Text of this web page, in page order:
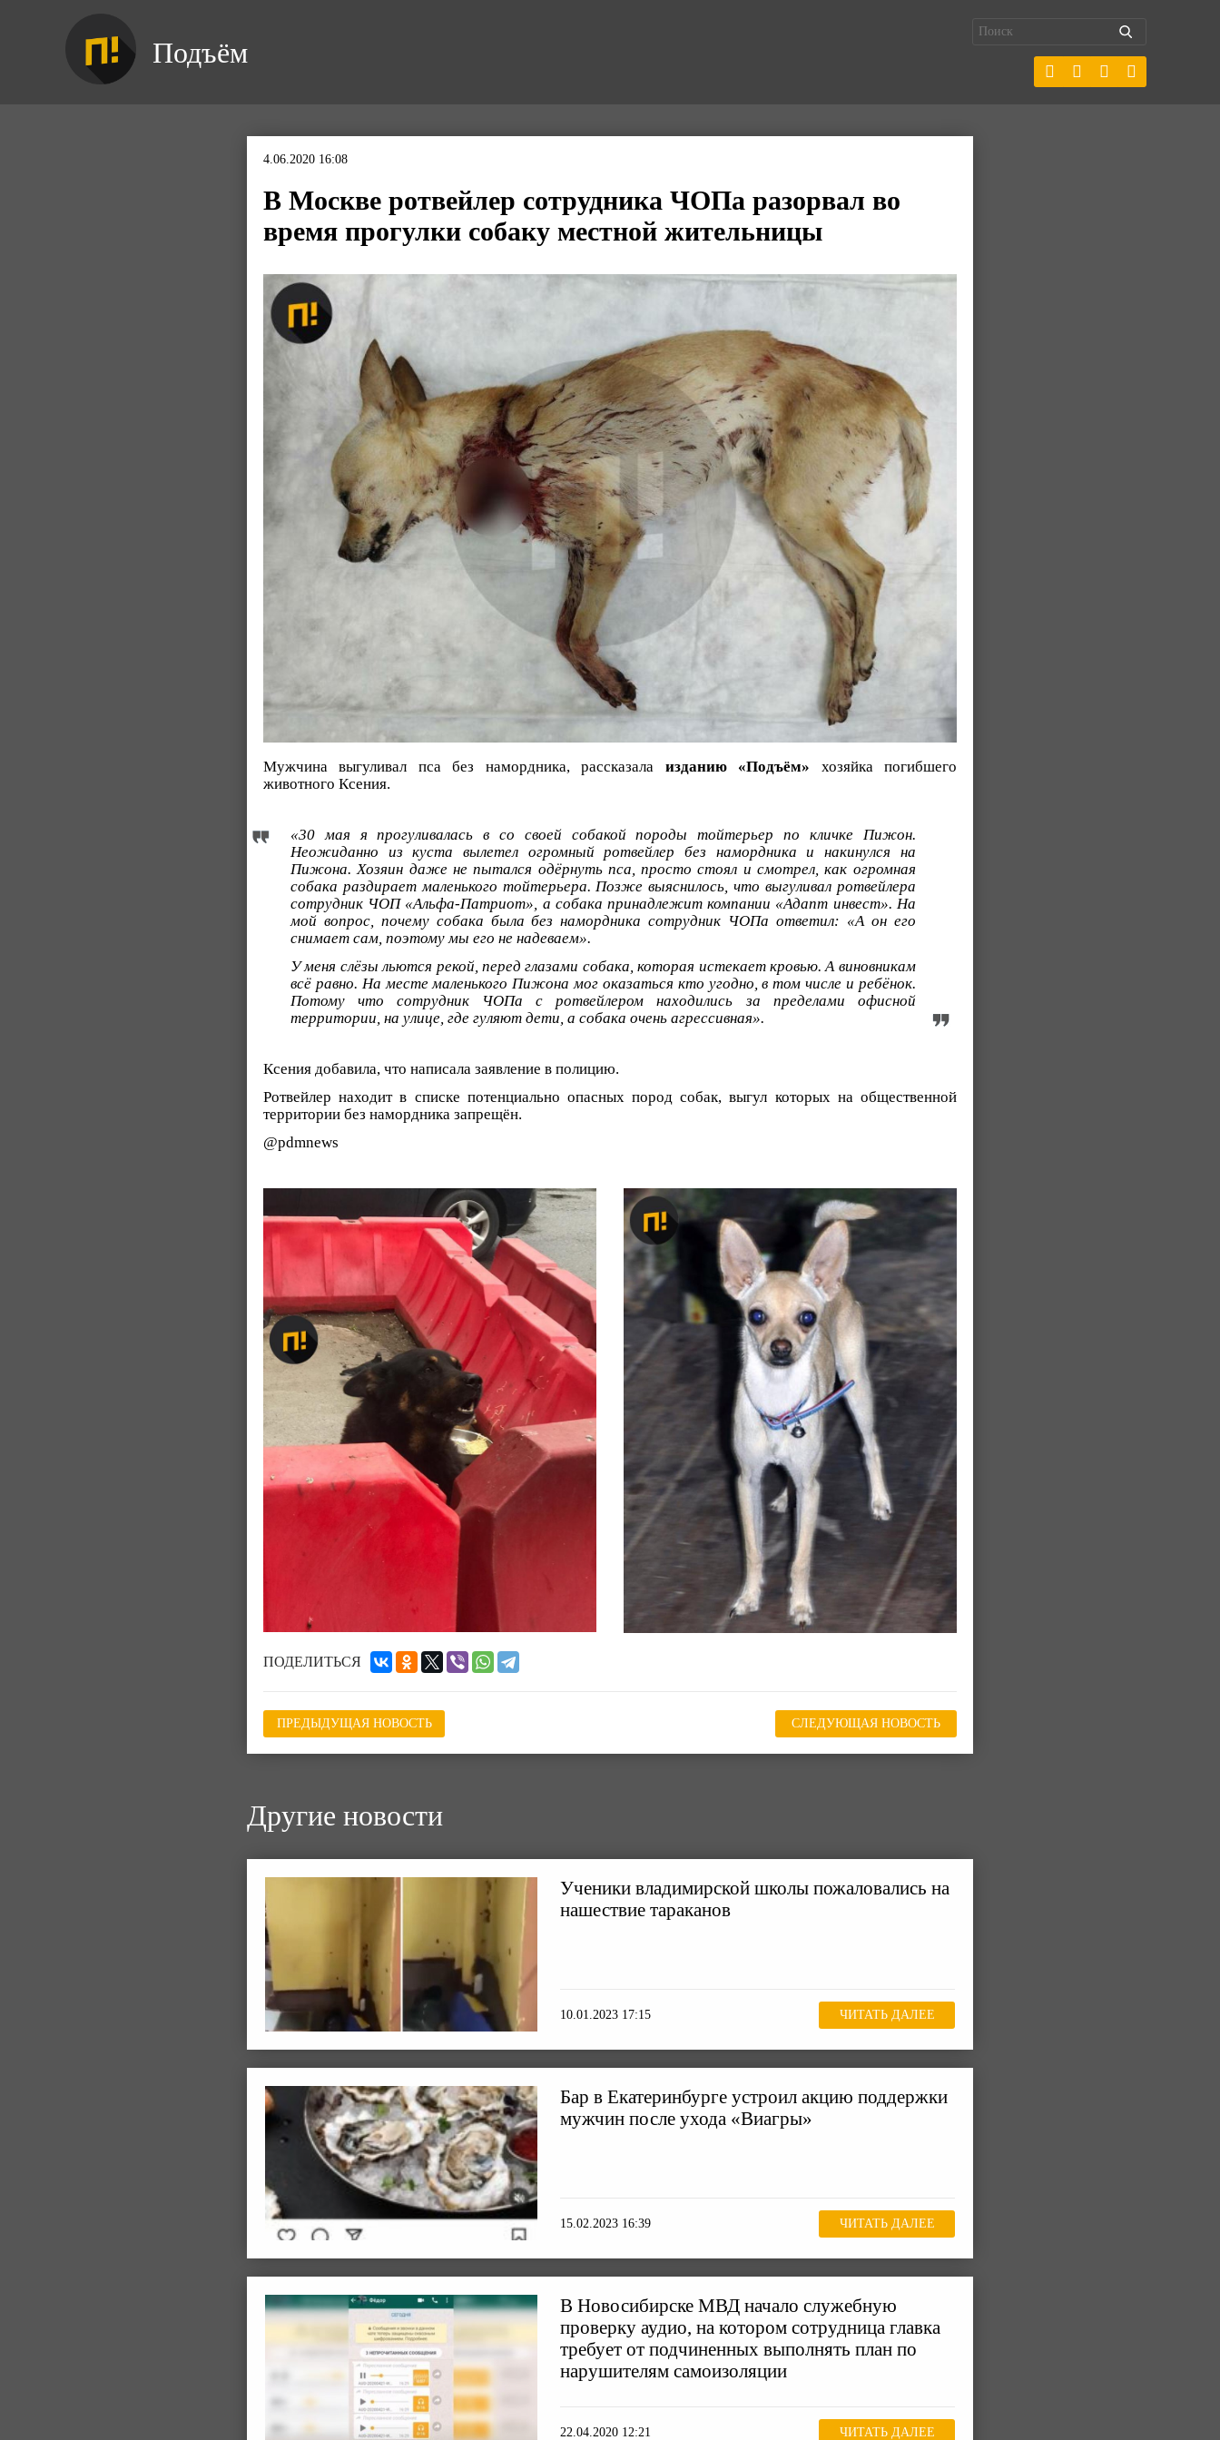
Подъём
4.06.2020 16:08
В Москве ротвейлер сотрудника ЧОПа разорвал во
время прогулки собаку местной жительницы
Мужчина выгуливал пса без намордника, рассказала изданию «Подъём» хозяйка погибшего
животного Ксения.
«30 мая я прогуливалась в со своей собакой породы тойтерьер по кличке Пижон.
Неожиданно из куста вылетел огромный ротвейлер без намордника и накинулся на
Пижона. Хозяин даже не пытался одёрнуть пса, просто стоял и смотрел, как огромная
собака раздирает маленького тойтерьера. Позже выяснилось, что выгуливал ротвейлера
сотрудник ЧОП «Альфа-Патриот», а собака принадлежит компании «Адапт инвест». На
мой вопрос, почему собака была без намордника сотрудник ЧОПа ответил: «А он его
снимает сам, поэтому мы его не надеваем».
У меня слёзы льются рекой, перед глазами собака, которая истекает кровью. А виновникам
всё равно. На месте маленького Пижона мог оказаться кто угодно, в том числе и ребёнок.
Потому что сотрудник ЧОПа с ротвейлером находились за пределами офисной
территории, на улице, где гуляют дети, а собака очень агрессивная».
Ксения добавила, что написала заявление в полицию.
Ротвейлер находит в списке потенциально опасных пород собак, выгул которых на общественной
территории без намордника запрещён.
@pdmnews
ПОДЕЛИТЬСЯ
ПРЕДЫДУЩАЯ НОВОСТЬ СЛЕДУЮЩАЯ НОВОСТЬ
Другие новости
Ученики владимирской школы пожаловались на
нашествие тараканов
10.01.2023 17:15 ЧИТАТЬ ДАЛЕЕ
Бар в Екатеринбурге устроил акцию поддержки
мужчин после ухода «Виагры»
15.02.2023 16:39 ЧИТАТЬ ДАЛЕЕ
В Новосибирске МВД начало служебную
проверку аудио, на котором сотрудница главка
требует от подчиненных выполнять план по
нарушителям самоизоляции
22.04.2020 12:21 ЧИТАТЬ ДАЛЕЕ